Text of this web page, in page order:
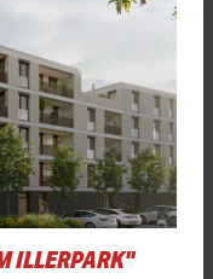
ILLERPARK"